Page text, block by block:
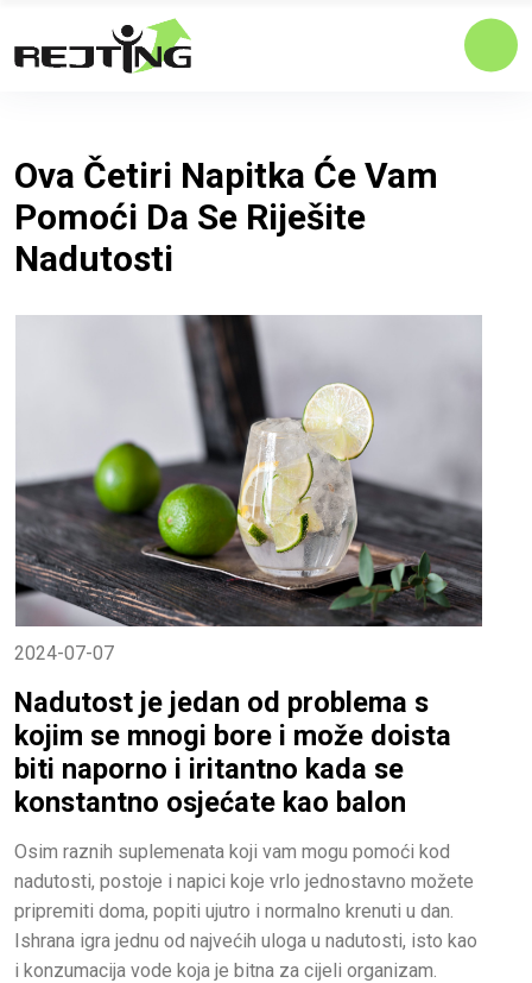
Ova Četiri Napitka Će Vam
Pomoći Da Se Riješite
Nadutosti
2024-07-07
Nadutost je jedan od problema s
kojim se mnogi bore i može doista
biti naporno i iritantno kada se
konstantno osjećate kao balon
Osim raznih suplemenata koji vam mogu pomoći kod
nadutosti, postoje i napici koje vrlo jednostavno možete
pripremiti doma, popiti ujutro i normalno krenuti u dan.
Ishrana igra jednu od najvećih uloga u nadutosti, isto kao
i konzumacija vode koja je bitna za cijeli organizam.